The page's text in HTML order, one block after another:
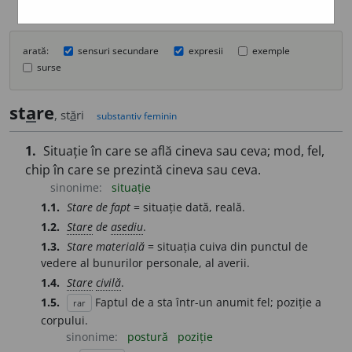
arată: sensuri secundare expresii
exemple
surse
stare, stări substantiv feminin
1. Situație în care se află cineva sau ceva; mod, fel,
chip în care se prezintă cineva sau ceva.
sinonime:
situație
1.1. Stare de fapt = situație dată, reală.
1.2. Stare de asediu.
1.3. Stare materială = situația cuiva din punctul de
vedere al bunurilor personale, al averii.
1.4. Stare civilă.
1.5.
rar
Faptul de a sta într-un anumit fel; poziție a
corpului.
sinonime:
postură
poziție